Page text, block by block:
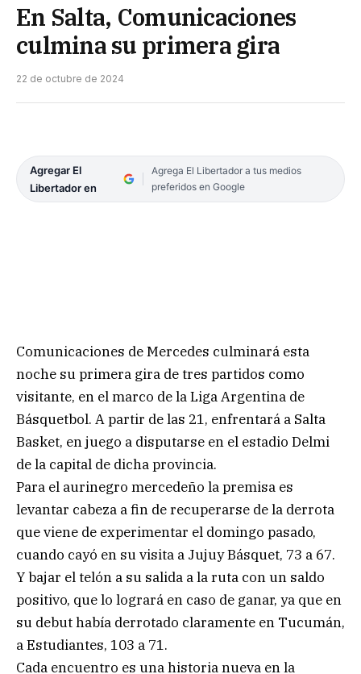
En Salta, Comunicaciones
culmina su primera gira
22 de octubre de 2024
Agregar El
Libertador en
Agrega El Libertador a tus medios
preferidos en Google
Comunicaciones de Mercedes culminará esta
noche su primera gira de tres partidos como
visitante, en el marco de la Liga Argentina de
Básquetbol. A partir de las 21, enfrentará a Salta
Basket, en juego a disputarse en el estadio Delmi
de la capital de dicha provincia.
Para el aurinegro mercedeño la premisa es
levantar cabeza a fin de recuperarse de la derrota
que viene de experimentar el domingo pasado,
cuando cayó en su visita a Jujuy Básquet, 73 a 67.
Y bajar el telón a su salida a la ruta con un saldo
positivo, que lo logrará en caso de ganar, ya que en
su debut había derrotado claramente en Tucumán,
a Estudiantes, 103 a 71.
Cada encuentro es una historia nueva en la